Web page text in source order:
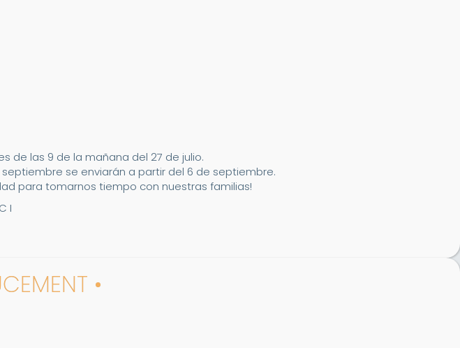
de las 9 de la mañana del 27 de julio.
se enviarán a partir del 6 de septiembre.
para tomarnos tiempo con nuestras familias!
I
•